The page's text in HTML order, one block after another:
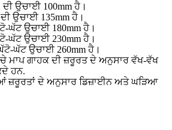
ਦੀ ਉਚਾਈ 100mm ਹੈ।
ਉਚਾਈ 135mm ਹੈ।
ਘੱਟ ਉਚਾਈ 180mm ਹੈ।
ਘੱਟ ਉਚਾਈ 230mm ਹੈ।
ਘੱਟ ਉਚਾਈ 260mm ਹੈ।
ਮਾਪ ਗਾਹਕ ਦੀ ਜ਼ਰੂਰਤ ਦੇ ਅਨੁਸਾਰ ਵੱਖ-ਵੱਖ
ਹਨ.
ਜ਼ਰੂਰਤਾਂ ਦੇ ਅਨੁਸਾਰ ਡਿਜ਼ਾਈਨ ਅਤੇ ਘੜਿਆ